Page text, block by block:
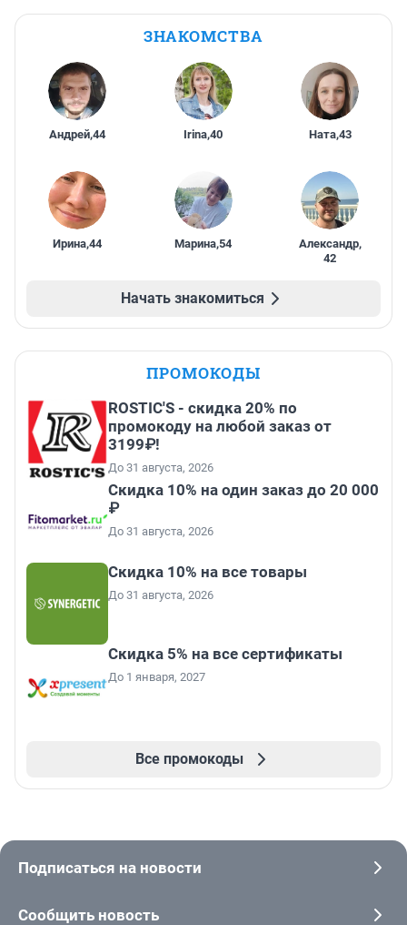
ЗНАКОМСТВА
Андрей,44 Irina,40 Ната,43
Ирина,44 Марина,54 Александр,
42
Начать знакомиться
ПРОМОКОДЫ
ROSTIC'S - скидка 20% по
промокоду на любой заказ от
3199₽!
До 31 августа, 2026
Скидка 10% на один заказ до 20 000
₽
До 31 августа, 2026
Скидка 10% на все товары
До 31 августа, 2026
Скидка 5% на все сертификаты
До 1 января, 2027
Все промокоды
Подписаться на новости
Сообщить новость